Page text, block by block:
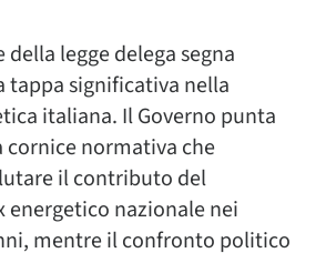
della legge delega segna
tappa significativa nella
italiana. Il Governo punta
cornice normativa che
il contributo del
energetico nazionale nei
mentre il confronto politico